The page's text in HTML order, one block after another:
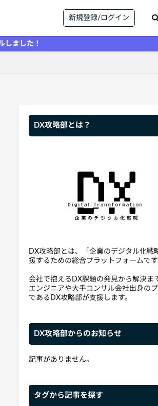
新規登録/ログイン
DX攻略部とは？
DX攻略部とは、「企業のデジタル化戦
援するための総合プラットフォームです
会社で抱えるDX課題の発見から解決ま
エンジニアや大手コンサル会社出身の
であるDX攻略部が支援します。
DX攻略部からのお知らせ
記事がありません。
タグから記事を探す